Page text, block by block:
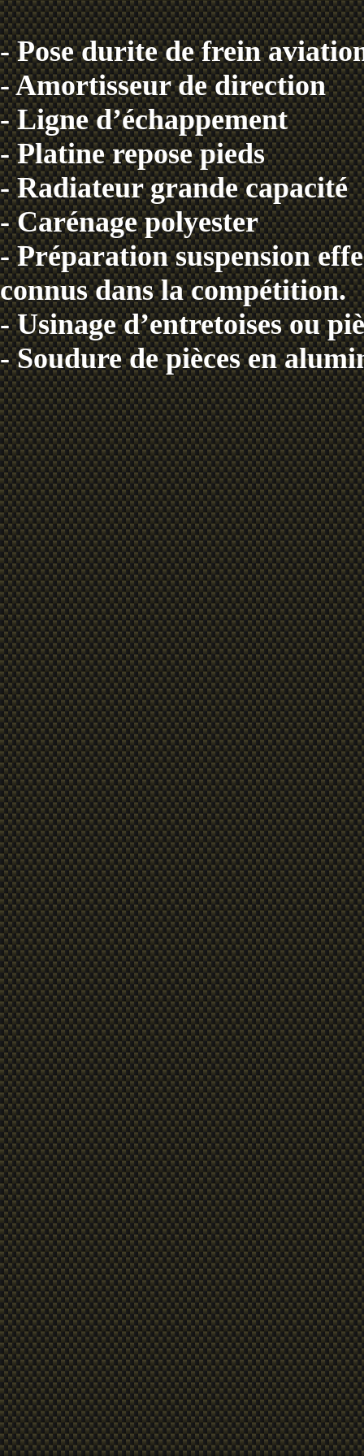
- Pose durite de frein
- Amortisseur de direction
- Ligne d’échappement
- Platine repose pieds
- Radiateur grande capacité
- Carénage polyester
- Préparation suspension
connus dans la compétition.
- Usinage d’entretoises ou
- Soudure de pièces en